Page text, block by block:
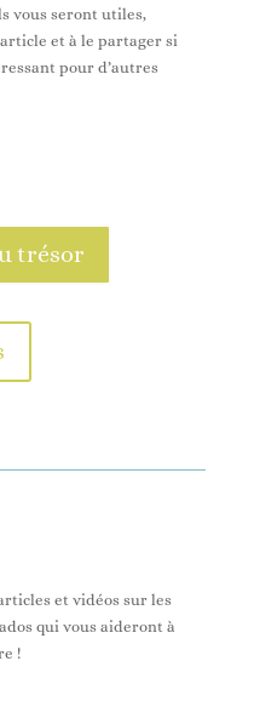
vous seront utiles,
et à le partager si
pour d’autres
trésor
et vidéos sur les
qui vous aideront à
!